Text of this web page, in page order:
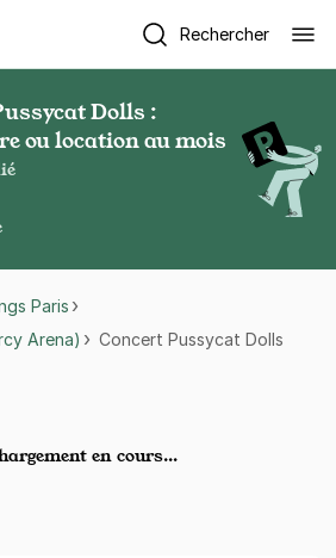
Rechercher
Dolls :
ou location au mois
Paris
Arena)
Concert Pussycat Dolls
en cours…